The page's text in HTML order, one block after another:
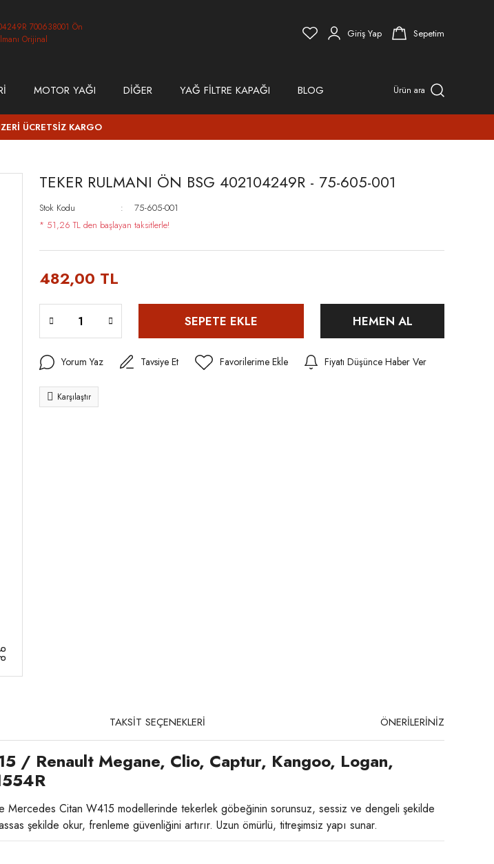
Giriş Yap Sepetim
MOTOR YAĞI DİĞER YAĞ FİLTRE KAPAĞI BLOG Ürün ara
ÜCRETSİZ KARGO
TEKER RULMANI ÖN BSG 402104249R - 75-605-001
Stok Kodu
75-605-001
* 51,26 TL den başlayan taksitlerle!
482,00 TL
SEPETE EKLE HEMEN AL
Yorum Yaz Tavsiye Et Fiyatı Düşünce Haber Ver
Karşılaştır
TAKSİT SEÇENEKLERİ ÖNERİLERİNİZ
/ Renault Megane, Clio, Captur, Kangoo, Logan,
Mercedes Citan W415 modellerinde tekerlek göbeğinin sorunsuz, sessiz ve dengeli şekilde
şekilde okur, frenleme güvenliğini artırır. Uzun ömürlü, titreşimsiz yapı sunar.